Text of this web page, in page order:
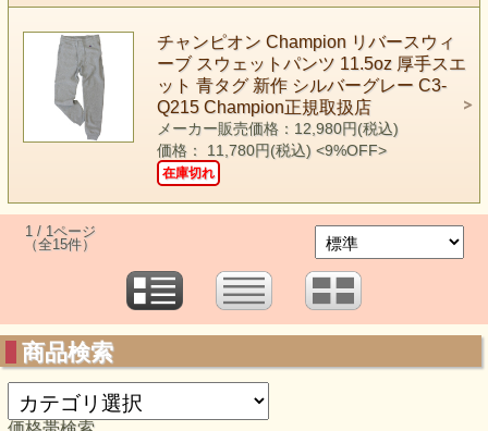
チャンピオン Champion リバースウィ
ーブ スウェットパンツ 11.5oz 厚手スエ
ット 青タグ 新作 シルバーグレー C3-
Q215 Champion正規取扱店
メーカー販売価格：12,980円(税込)
価格： 11,780円(税込) <9%OFF>
在庫切れ
1 / 1ページ
（全15件）
商品検索